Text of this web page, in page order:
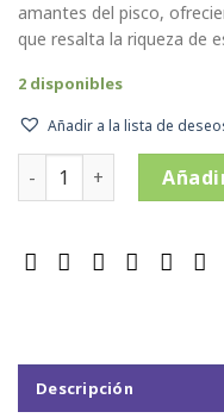
amantes del pisco,
que resalta la riqueza de
2 disponibles
Añadir a la lista de
Pisco Puro Huamani
Descripción